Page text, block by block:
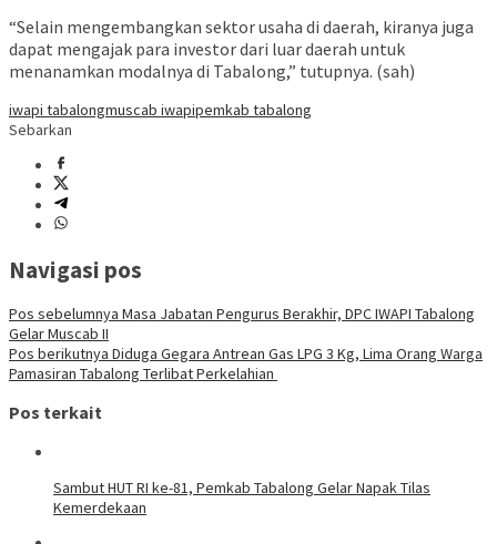
“Selain mengembangkan sektor usaha di daerah, kiranya juga
dapat mengajak para investor dari luar daerah untuk
menanamkan modalnya di Tabalong,” tutupnya. (sah)
iwapi tabalongmuscab iwapipemkab tabalong
Sebarkan
Navigasi pos
Pos sebelumnya Masa Jabatan Pengurus Berakhir, DPC IWAPI Tabalong
Gelar Muscab II
Pos berikutnya Diduga Gegara Antrean Gas LPG 3 Kg, Lima Orang Warga
Pamasiran Tabalong Terlibat Perkelahian
Pos terkait
Sambut HUT RI ke-81, Pemkab Tabalong Gelar Napak Tilas
Kemerdekaan